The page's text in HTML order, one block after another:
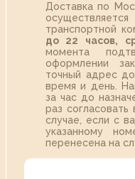
Доставка по
транспортной
до 22 часов,
момента
оформлении
точный адрес
время и день.
за час до
раз
случае, если с
указанному
перенесена на